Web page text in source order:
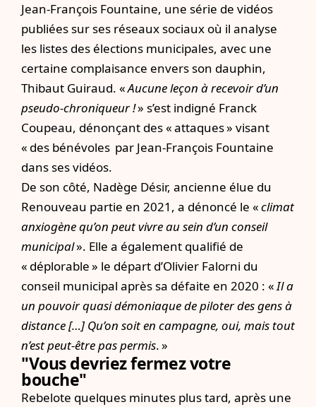
Jean-François Fountaine, une série de vidéos
publiées sur ses réseaux sociaux où il analyse
les listes des élections municipales, avec une
certaine complaisance envers son dauphin,
Thibaut Guiraud. «Aucune leçon à recevoir d’un
pseudo-chroniqueur !» s’est indigné Franck
Coupeau, dénonçant des « attaques » visant
« des bénévoles par Jean-François Fountaine
dans ses vidéos.
De son côté, Nadège Désir, ancienne élue du
Renouveau partie en 2021, a dénoncé le «climat
anxiogène qu’on peut vivre au sein d’un conseil
municipal». Elle a également qualifié de
« déplorable » le départ d’Olivier Falorni du
conseil municipal après sa défaite en 2020 : «Il a
un pouvoir quasi démoniaque de piloter des gens à
distance […] Qu’on soit en campagne, oui, mais tout
n’est peut-être pas permis. »
"Vous devriez fermez votre
bouche"
Rebelote quelques minutes plus tard, après une